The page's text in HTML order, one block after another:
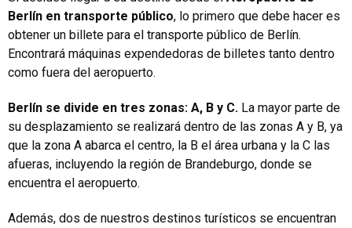
Berlín en transporte público, lo primero que debe hacer es
obtener un billete para el transporte público de Berlín.
Encontrará máquinas expendedoras de billetes tanto dentro
como fuera del aeropuerto.
Berlín se divide en tres zonas: A, B y C. La mayor parte de
su desplazamiento se realizará dentro de las zonas A y B, ya
que la zona A abarca el centro, la B el área urbana y la C las
afueras, incluyendo la región de Brandeburgo, donde se
encuentra el aeropuerto.
Además, dos de nuestros destinos turísticos se encuentran